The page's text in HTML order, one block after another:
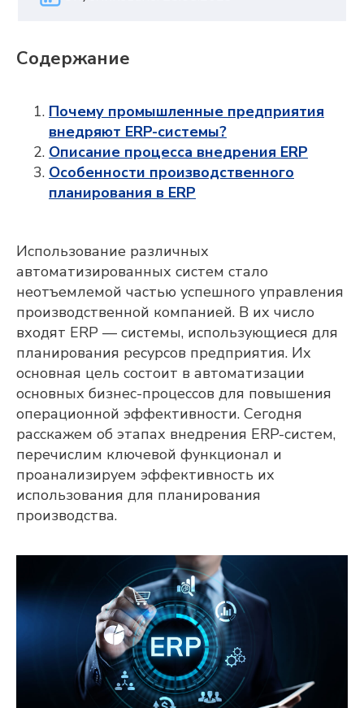
Содержание
Почему промышленные предприятия
внедряют ERP-системы?
Описание процесса внедрения ERP
Особенности производственного
планирования в ERP
Использование различных
автоматизированных систем стало
неотъемлемой частью успешного управления
производственной компанией. В их число
входят ERP — системы, использующиеся для
планирования ресурсов предприятия. Их
основная цель состоит в автоматизации
основных бизнес-процессов для повышения
операционной эффективности. Сегодня
расскажем об этапах внедрения ERP-систем,
перечислим ключевой функционал и
проанализируем эффективность их
использования для планирования
производства.